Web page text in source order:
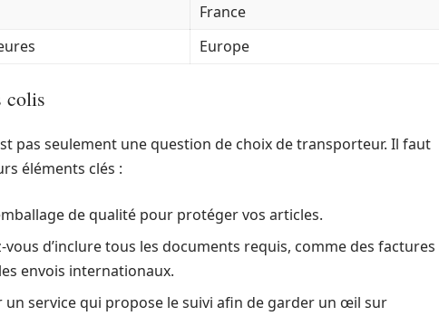
France
Europe
colis
pas seulement une question de choix de transporteur. Il faut
éléments clés :
de qualité pour protéger vos articles.
vous d’inclure tous les documents requis, comme des factures
envois internationaux.
un service qui propose le suivi afin de garder un œil sur